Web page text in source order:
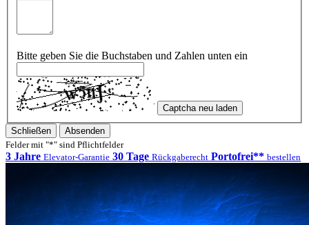
Bitte geben Sie die Buchstaben und Zahlen unten ein
Captcha neu laden
Schließen
Absenden
Felder mit "*" sind Pflichtfelder
3 Jahre Elevator-Garantie 30 Tage Rückgaberecht Portofrei** bestellen